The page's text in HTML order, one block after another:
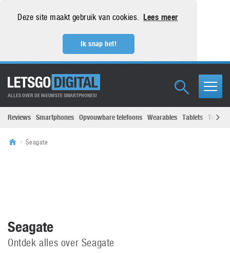
Deze site maakt gebruik van cookies. Lees meer
Ik snap het!
ALLES OVER DE NIEUWSTE SMARTPHONES!
Reviews Smartphones Opvouwbare telefoons Wearables Tablets
Seagate
Seagate
Ontdek alles over Seagate